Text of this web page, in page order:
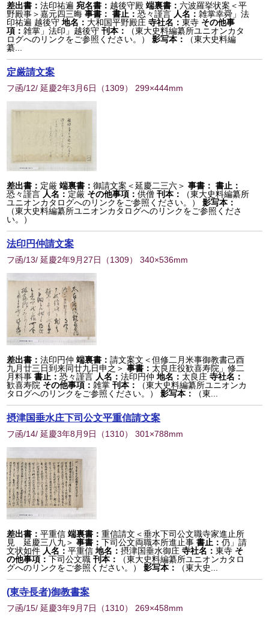
差出書：法印祐遍 宛名書： 越後守殿 端裏書：六波羅挙状案＜平
野殿事＞嘉元四三晦 事書： 書止：恐々謹言 人名：雑掌幸舜」法
印祐遍 越後守 地名： 大和国平野殿庄 寺社名：東寺 その他事
項：雑掌」法印」越後守刊本：
（東大史料編纂所ユニオンカタ
ログへのリンクをご参照ください。）
影写本：
（東大史料編
纂...
定厳請文案
フ函/12/ 延慶2年3月6日 （1309） 299×444mm
差出書： 定厳 端裏書：御請文案＜延慶二三六＞ 事書： 書止：
恐々謹言 人名： 定厳 その他事項：供僧刊本：
（東大史料編纂所
ユニオンカタログへのリンクをご参照ください。）
影写本：
（東大史料編纂所ユニオンカタログへのリンクをご参照くださ
い。）
法印円仲請文案
フ函/13/ 延慶2年9月27日 （1309） 340×536mm
差出書：法印円仲 端裏書：請文案文＜但修二月米事御教書己酉
九月廿三日到来同廿九日申之＞ 事書： 太良庄役歓喜寿院」修二
月料事書止：恐々謹言 人名：法印円仲 地名： 太良庄 寺社名：
歓喜寿院 その他事項：雑掌刊本：
（東大史料編纂所ユニオンカ
タログへのリンクをご参照ください。）
影写本： （東...
摂津国垂水庄下司公文平重信請文案
フ函/14/ 延慶3年8月9日 （1310） 301×788mm
差出書：平重信 端裏書：重信請文＜垂水下司公文職寺家進止所
見 延慶三八九＞ 事書：下司公文両職本所進止事書止：仍」請
文状如件 人名：平重信 地名：摂津国垂水御庄 寺社名：東寺 そ
の他事項：下司公文職刊本：
（東大史料編纂所ユニオンカタロ
グへのリンクをご参照ください。）
影写本： （東大史...
(東寺長者)御教書案
フ函/15/ 延慶3年9月7日 （1310） 269×458mm